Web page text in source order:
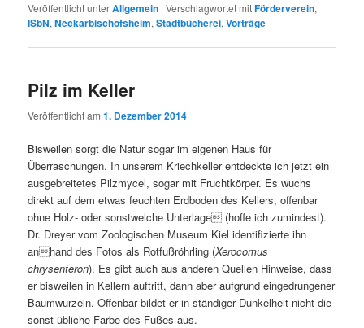
Veröffentlicht unterAllgemein |Verschlagwortet mitFörderverein,
ISbN,Neckarbischofsheim,Stadtbücherei,Vorträge
Pilz im Keller
Veröffentlicht am1. Dezember 2014
Bisweilen sorgt die Natur sogar im eigenen Haus für
Überraschungen. In unserem Kriechkeller entdeckte ich jetzt ein
ausgebreitetes Pilzmycel, sogar mit Fruchtkörper. Es wuchs
direkt auf dem etwas feuchten Erdboden des Kellers, offenbar
ohne Holz- oder sonstwelche Unterlage (hoffe ich zumindest).
Dr. Dreyer vom Zoologischen Museum Kiel identifizierte ihn
anhand des Fotos als Rotfußröhrling (Xerocomus
chrysenteron). Es gibt auch aus anderen Quellen Hinweise, dass
er bisweilen in Kellern auftritt, dann aber aufgrund eingedrungener
Baumwurzeln. Offenbar bildet er in ständiger Dunkelheit nicht die
sonst übliche Farbe des Fußes aus.